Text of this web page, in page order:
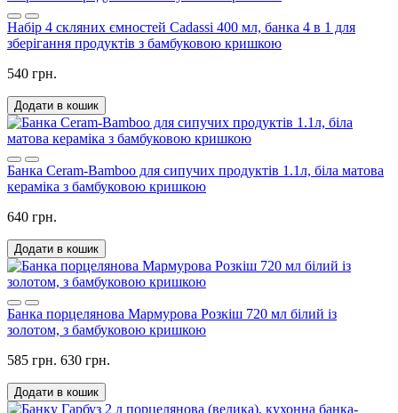
Набір 4 скляних ємностей Cadassi 400 мл, банка 4 в 1 для
зберігання продуктів з бамбуковою кришкою
540 грн.
Додати в кошик
Банка Ceram-Bamboo для сипучих продуктів 1.1л, біла матова
кераміка з бамбуковою кришкою
640 грн.
Додати в кошик
Банка порцелянова Мармурова Розкіш 720 мл білий із
золотом, з бамбуковою кришкою
585 грн. 630 грн.
Додати в кошик